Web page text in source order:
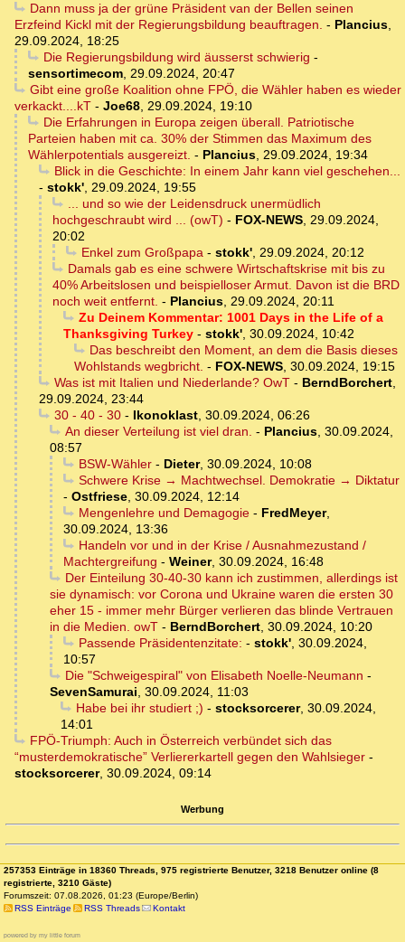
Dann muss ja der grüne Präsident van der Bellen seinen
Erzfeind Kickl mit der Regierungsbildung beauftragen. - Plancius,
29.09.2024, 18:25
Die Regierungsbildung wird äusserst schwierig -
sensortimecom, 29.09.2024, 20:47
Gibt eine große Koalition ohne FPÖ, die Wähler haben es wieder
verkackt....kT - Joe68, 29.09.2024, 19:10
Die Erfahrungen in Europa zeigen überall. Patriotische
Parteien haben mit ca. 30% der Stimmen das Maximum des
Wählerpotentials ausgereizt. - Plancius, 29.09.2024, 19:34
Blick in die Geschichte: In einem Jahr kann viel geschehen...
- stokk', 29.09.2024, 19:55
... und so wie der Leidensdruck unermüdlich
hochgeschraubt wird ... (owT) - FOX-NEWS, 29.09.2024,
20:02
Enkel zum Großpapa- stokk', 29.09.2024, 20:12
Damals gab es eine schwere Wirtschaftskrise mit bis zu
40% Arbeitslosen und beispielloser Armut. Davon ist die BRD
noch weit entfernt. - Plancius, 29.09.2024, 20:11
Zu Deinem Kommentar: 1001 Days in the Life of a
Thanksgiving Turkey - stokk', 30.09.2024, 10:42
Das beschreibt den Moment, an dem die Basis dieses
Wohlstands wegbricht. - FOX-NEWS, 30.09.2024, 19:15
Was ist mit Italien und Niederlande? OwT- BerndBorchert,
29.09.2024, 23:44
30 - 40 - 30- Ikonoklast, 30.09.2024, 06:26
An dieser Verteilung ist viel dran. - Plancius, 30.09.2024,
08:57
BSW-Wähler- Dieter, 30.09.2024, 10:08
Schwere Krise → Machtwechsel. Demokratie → Diktatur
- Ostfriese, 30.09.2024, 12:14
Mengenlehre und Demagogie- FredMeyer,
30.09.2024, 13:36
Handeln vor und in der Krise / Ausnahmezustand /
Machtergreifung - Weiner, 30.09.2024, 16:48
Der Einteilung 30-40-30 kann ich zustimmen, allerdings ist
sie dynamisch: vor Corona und Ukraine waren die ersten 30
eher 15 - immer mehr Bürger verlieren das blinde Vertrauen
in die Medien. owT - BerndBorchert, 30.09.2024, 10:20
Passende Präsidentenzitate: - stokk', 30.09.2024,
10:57
Die "Schweigespiral" von Elisabeth Noelle-Neumann -
SevenSamurai, 30.09.2024, 11:03
Habe bei ihr studiert ;) - stocksorcerer, 30.09.2024,
14:01
FPÖ-Triumph: Auch in Österreich verbündet sich das
“musterdemokratische” Verliererkartell gegen den Wahlsieger -
stocksorcerer, 30.09.2024, 09:14
Werbung
257353 Einträge in 18360 Threads, 975 registrierte Benutzer, 3218 Benutzer online (8
registrierte, 3210 Gäste)
Forumszeit: 07.08.2026, 01:23 (Europe/Berlin)
RSS Einträge
RSS Threads Kontakt
powered by my little forum